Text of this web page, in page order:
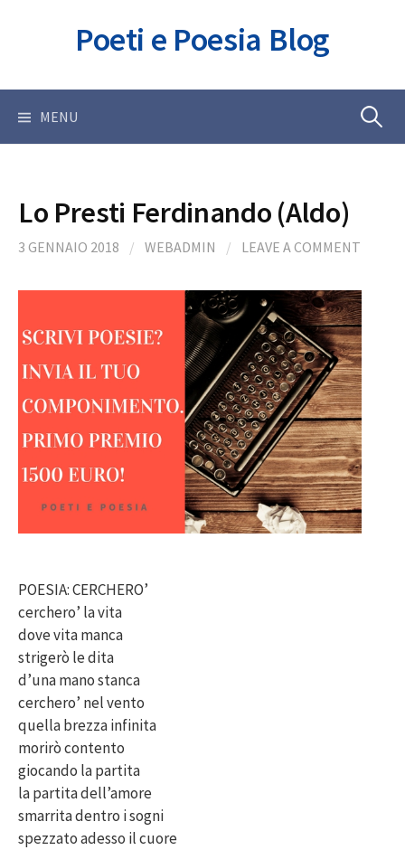
Poeti e Poesia Blog
MENU Ricerca
Lo Presti Ferdinando (Aldo)
3 GENNAIO 2018 / WEBADMIN / LEAVE A COMMENT
POESIA: CERCHERO’
cerchero’ la vita
dove vita manca
strigerò le dita
d’una mano stanca
cerchero’ nel vento
quella brezza infinita
morirò contento
giocando la partita
la partita dell’amore
smarrita dentro i sogni
spezzato adesso il cuore